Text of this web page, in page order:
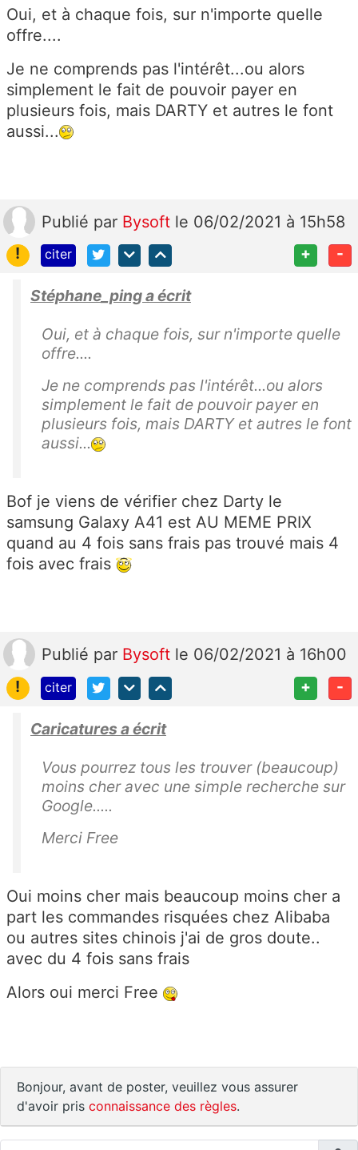
Oui, et à chaque fois, sur n'importe quelle
offre....
Je ne comprends pas l'intérêt...ou alors
simplement le fait de pouvoir payer en
plusieurs fois, mais DARTY et autres le font
aussi...
Publié par Bysoft le 06/02/2021 à 15h58
!
citer + -
Stéphane_ping a écrit
Oui, et à chaque fois, sur n'importe quelle
offre....
Je ne comprends pas l'intérêt...ou alors
simplement le fait de pouvoir payer en
plusieurs fois, mais DARTY et autres le font
aussi...
Bof je viens de vérifier chez Darty le
samsung Galaxy A41 est AU MEME PRIX
quand au 4 fois sans frais pas trouvé mais 4
fois avec frais
Publié par Bysoft le 06/02/2021 à 16h00
!
citer + -
Caricatures a écrit
Vous pourrez tous les trouver (beaucoup)
moins cher avec une simple recherche sur
Google.....
Merci Free
Oui moins cher mais beaucoup moins cher a
part les commandes risquées chez Alibaba
ou autres sites chinois j'ai de gros doute..
avec du 4 fois sans frais
Alors oui merci Free
Bonjour, avant de poster, veuillez vous assurer
d'avoir pris connaissance des règles.